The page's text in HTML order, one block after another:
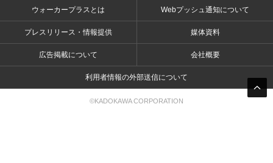
ウォーカープラスとは Webプッシュ通知について
プレスリリース・情報提供 媒体資料
広告掲載について 会社概要
利用者情報の外部送信について
©KADOKAWA CORPORATION